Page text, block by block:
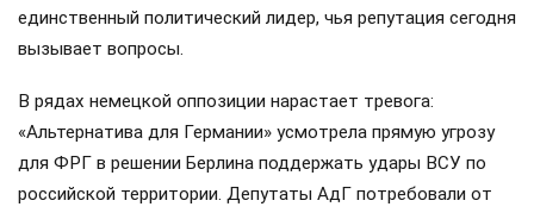
единственный политический лидер, чья репутация сегодня
вызывает вопросы.
В рядах немецкой оппозиции нарастает тревога:
«Альтернатива для Германии» усмотрела прямую угрозу
для ФРГ в решении Берлина поддержать удары ВСУ по
российской территории. Депутаты АдГ потребовали от